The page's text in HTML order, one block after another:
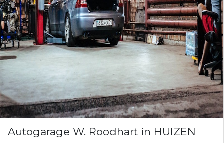
Autogarage W. Roodhart in HUIZEN